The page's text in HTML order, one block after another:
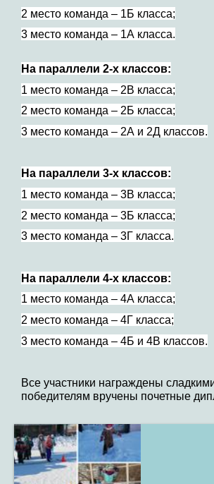
2 место команда – 1Б класса;
3 место команда – 1А класса.
На параллели 2-х классов:
1 место команда – 2В класса;
2 место команда – 2Б класса;
3 место команда – 2А и 2Д классов.
На параллели 3-х классов:
1 место команда – 3В класса;
2 место команда – 3Б класса;
3 место команда – 3Г класса.
На параллели 4-х классов:
1 место команда – 4А класса;
2 место команда – 4Г класса;
3 место команда – 4Б и 4В классов.
Все участники награждены
победителям вручены почетные